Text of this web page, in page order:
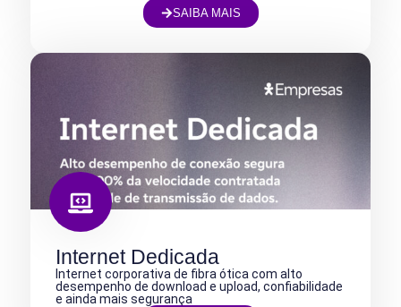
SAIBA MAIS
Internet Dedicada
Internet corporativa de fibra ótica com alto
desempenho de download e upload, confiabilidade
e ainda mais segurança